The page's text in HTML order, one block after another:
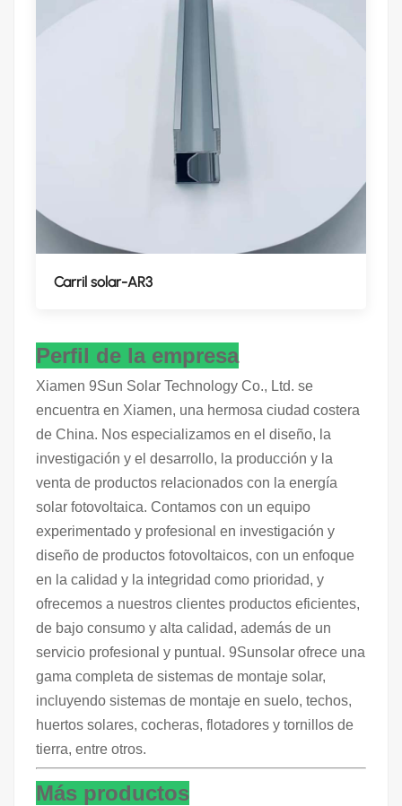
Carril solar-AR3
Perfil de la empresa
Xiamen 9Sun Solar Technology Co., Ltd. se
encuentra en Xiamen, una hermosa ciudad costera
de China. Nos especializamos en el diseño, la
investigación y el desarrollo, la producción y la
venta de productos relacionados con la energía
solar fotovoltaica. Contamos con un equipo
experimentado y profesional en investigación y
diseño de productos fotovoltaicos, con un enfoque
en la calidad y la integridad como prioridad, y
ofrecemos a nuestros clientes productos eficientes,
de bajo consumo y alta calidad, además de un
servicio profesional y puntual. 9Sunsolar ofrece una
gama completa de sistemas de montaje solar,
incluyendo sistemas de montaje en suelo, techos,
huertos solares, cocheras, flotadores y tornillos de
tierra, entre otros.
Más productos